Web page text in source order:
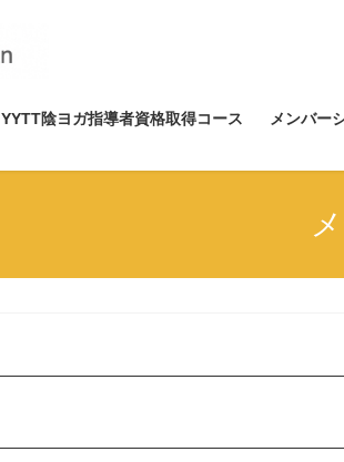
YYTT陰ヨガ指導者資格取得コース メンバー